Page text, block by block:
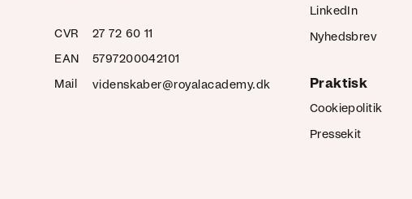
CVR 27 72 60 11
EAN 5797200042101
Mail videnskaber@royalacademy.dk
LinkedIn
Nyhedsbrev
Praktisk
Cookiepolitik
Pressekit